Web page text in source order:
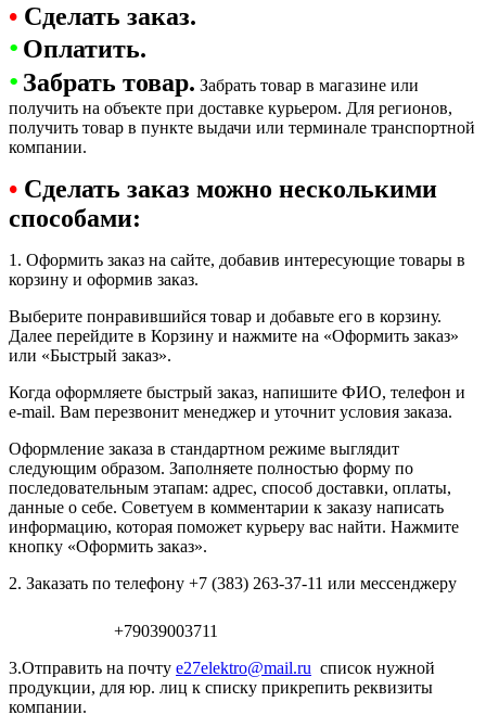
• Сделать заказ.
• Оплатить.
• Забрать товар. Забрать товар в магазине или
получить на объекте при доставке курьером. Для регионов,
получить товар в пункте выдачи или терминале транспортной
компании.
• Сделать заказ можно несколькими
способами:
1. Оформить заказ на сайте, добавив интересующие товары в
корзину и оформив заказ.
Выберите понравившийся товар и добавьте его в корзину.
Далее перейдите в Корзину и нажмите на «Оформить заказ»
или «Быстрый заказ».
Когда оформляете быстрый заказ, напишите ФИО, телефон и
e-mail. Вам перезвонит менеджер и уточнит условия заказа.
Оформление заказа в стандартном режиме выглядит
следующим образом. Заполняете полностью форму по
последовательным этапам: адрес, способ доставки, оплаты,
данные о себе. Советуем в комментарии к заказу написать
информацию, которая поможет курьеру вас найти. Нажмите
кнопку «Оформить заказ».
2. Заказать по телефону +7 (383) 263-37-11 или мессенджеру
+79039003711
3.Отправить на почту e27elektro@mail.ru список нужной
продукции, для юр. лиц к списку прикрепить реквизиты
компании.